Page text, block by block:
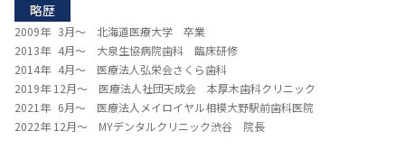
略歴
2009年 3月～ 北海道医療大学 卒業
2013年 4月～ 大泉生協病院歯科 臨床研修
2014年 4月～ 医療法人弘栄会さくら歯科
2019年 12月～ 医療法人社団天成会 本厚木歯科クリニック
2021年 6月～ 医療法人メイロイヤル相模大野駅前歯科医院
2022年 12月～ MYデンタルクリニック渋谷 院長